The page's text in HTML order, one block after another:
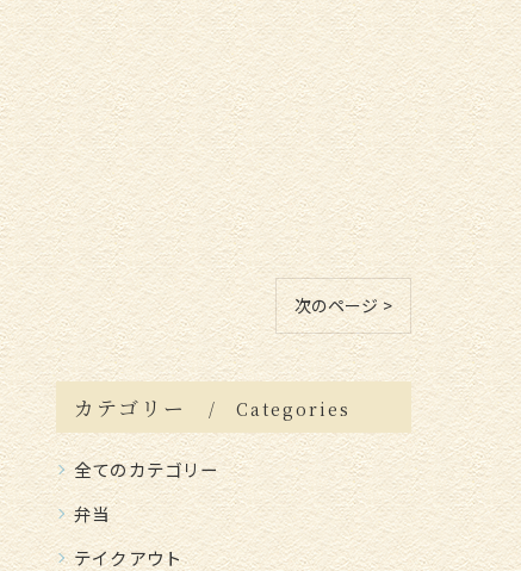
次のページ >
カテゴリー Categories
全てのカテゴリー
弁当
テイクアウト